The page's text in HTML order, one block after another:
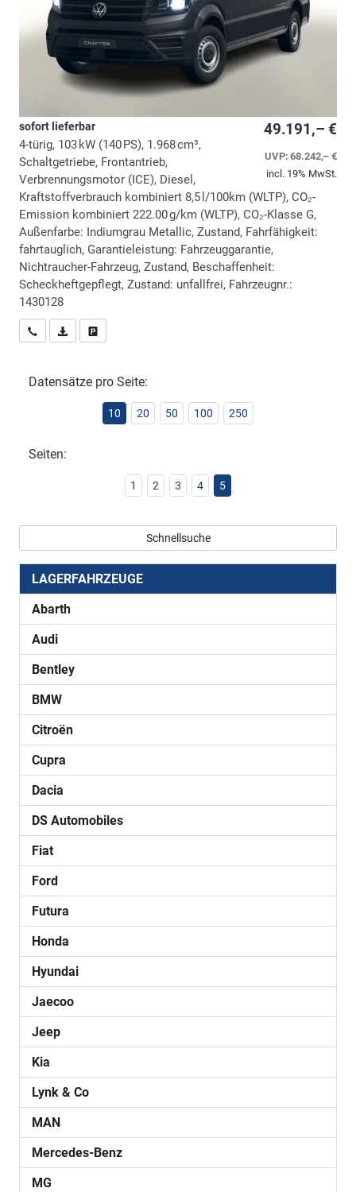
49.191,– €
UVP:68.242,– €
incl. 19% MwSt.
sofort lieferbar
4-türig, 103 kW (140 PS), 1.968 cm³,
Schaltgetriebe, Frontantrieb,
Verbrennungsmotor (ICE), Diesel,
Kraftstoffverbrauch kombiniert 8,5 l/100km (WLTP), CO₂-
Emission kombiniert 222.00 g/km (WLTP), CO₂-Klasse G,
Außenfarbe: Indiumgrau Metallic, Zustand, Fahrfähigkeit:
fahrtauglich, Garantieleistung: Fahrzeuggarantie,
Nichtraucher-Fahrzeug, Zustand, Beschaffenheit:
Scheckheftgepflegt, Zustand: unfallfrei, Fahrzeugnr.:
1430128
Wir rufen Sie anPDF-Datei, Fahrzeugexposé drucken
Datensätze pro Seite:
10 20 50 100 250
Seiten:
1 2 3 4 5
Schnellsuche
LAGERFAHRZEUGE
Abarth
Audi
Bentley
BMW
Citroën
Cupra
Dacia
DS Automobiles
Fiat
Ford
Futura
Honda
Hyundai
Jaecoo
Jeep
Kia
Lynk & Co
MAN
Mercedes-Benz
MG